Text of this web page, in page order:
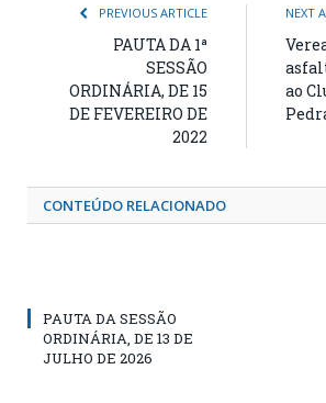
PREVIOUS ARTICLE
PAUTA DA 1ª
SESSÃO
ORDINÁRIA, DE 15
DE FEVEREIRO DE
2022
NEXT
ao
CONTEÚDO RELACIONADO
PAUTA DA SESSÃO
ORDINÁRIA, DE 13 DE
JULHO DE 2026